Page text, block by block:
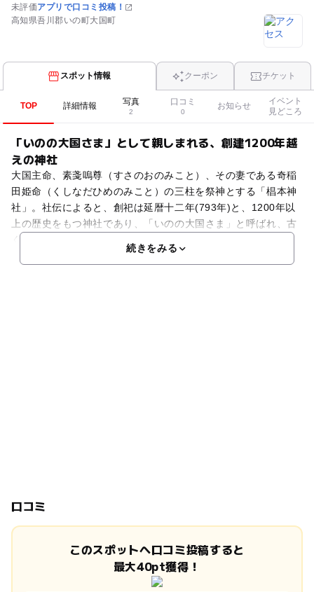
未評価アプリで口コミ投稿！
高知県吾川郡いの町大国町
スポット情報 クーポン チケット
TOP 詳細情報 写真
2
口コミ
0
お知らせ
イベント
見どころ
「いのの大国さま」として親しまれる、創建1200年越
えの神社
大国主命、素戔嗚尊（すさのおのみこと）、その妻である奇稲
田姫命（くしなだひめのみこと）の三柱を祭神とする「椙本神
社」。社伝によると、創祀は延暦十二年(793年)と、1200年以
上の歴史をもつ神社であり、「いのの大国さま」と呼ばれ、古
続きをみる
口コミ
このスポットへ口コミ投稿すると
最大40pt獲得！